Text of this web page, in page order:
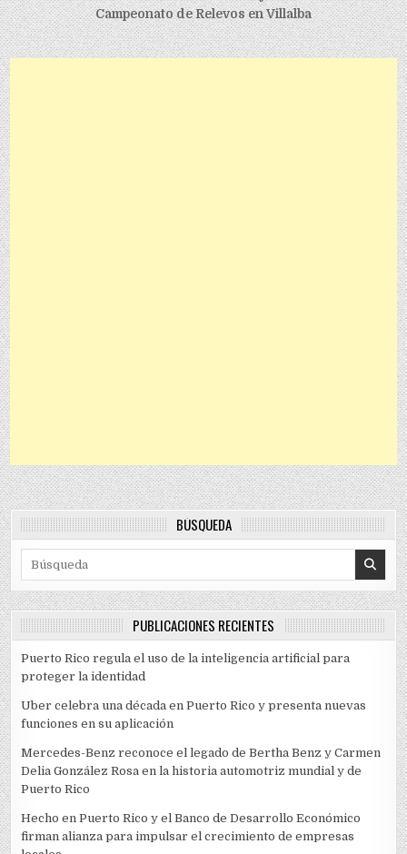
Campeonato de Relevos en Villalba
BÚSQUEDA
Search for:
PUBLICACIONES RECIENTES
Puerto Rico regula el uso de la inteligencia artificial para
proteger la identidad
Uber celebra una década en Puerto Rico y presenta nuevas
funciones en su aplicación
Mercedes-Benz reconoce el legado de Bertha Benz y Carmen
Delia González Rosa en la historia automotriz mundial y de
Puerto Rico
Hecho en Puerto Rico y el Banco de Desarrollo Económico
firman alianza para impulsar el crecimiento de empresas